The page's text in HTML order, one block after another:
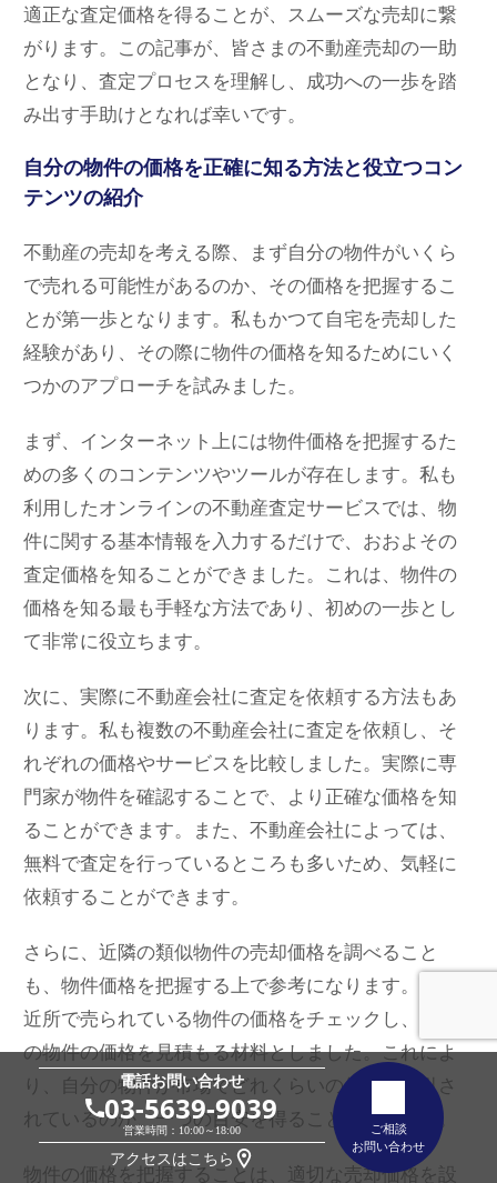
適正な査定価格を得ることが、スムーズな売却に繋
がります。この記事が、皆さまの不動産売却の一助
となり、査定プロセスを理解し、成功への一歩を踏
み出す手助けとなれば幸いです。
自分の物件の価格を正確に知る方法と役立つコン
テンツの紹介
不動産の売却を考える際、まず自分の物件がいくら
で売れる可能性があるのか、その価格を把握するこ
とが第一歩となります。私もかつて自宅を売却した
経験があり、その際に物件の価格を知るためにいく
つかのアプローチを試みました。
まず、インターネット上には物件価格を把握するた
めの多くのコンテンツやツールが存在します。私も
利用したオンラインの不動産査定サービスでは、物
件に関する基本情報を入力するだけで、おおよその
査定価格を知ることができました。これは、物件の
価格を知る最も手軽な方法であり、初めの一歩とし
て非常に役立ちます。
次に、実際に不動産会社に査定を依頼する方法もあ
ります。私も複数の不動産会社に査定を依頼し、そ
れぞれの価格やサービスを比較しました。実際に専
門家が物件を確認することで、より正確な価格を知
ることができます。また、不動産会社によっては、
無料で査定を行っているところも多いため、気軽に
依頼することができます。
さらに、近隣の類似物件の売却価格を調べること
も、物件価格を把握する上で参考になります。私も
近所で売られている物件の価格をチェックし、自分
の物件の価格を見積もる材料としました。これによ
り、自分の物件が市場でどれくらいの価格で取引さ
れているのか、一つの目安を得ることができます。
物件の価格を把握することは、適切な売却価格を設
電話お問い合わせ
03-5639-9039
営業時間：10:00～18:00
アクセスはこちら
ご相談
お問い合わせ